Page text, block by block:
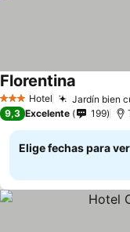
3 Estrellas
Hotel Jardín bien
Florentina
9,3 Excelente 199
Elige fechas para